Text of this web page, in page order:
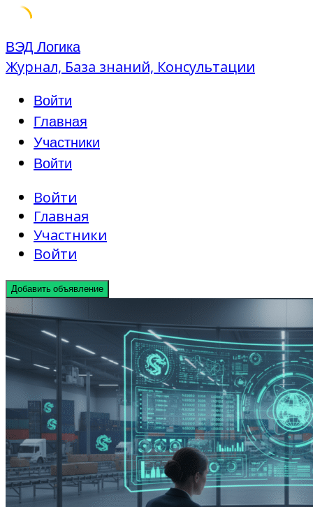
Skip
to
ВЭД Логика
Журнал, База знаний, Консультации
Войти
Главная
Участники
Войти
Войти
Главная
Участники
Войти
Добавить объявление